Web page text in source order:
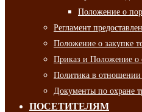
Положение о
Регламент
Положение о закупке
Приказ и Положение о
Политика в
Документы по охране
ПОСЕТИТЕЛЯМ